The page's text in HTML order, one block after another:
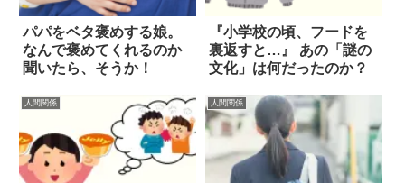
パパをベタ褒めする娘。
なんで褒めてくれるのか
聞いたら、そうか！
『小学校の頃、フードを
裏返すと…』 あの「謎の
文化」は何だったのか？
人間関係 人間関係